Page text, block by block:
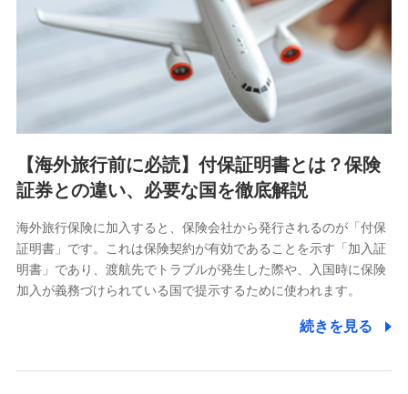
【海外旅行前に必読】付保証明書とは？保険
証券との違い、必要な国を徹底解説
海外旅行保険に加入すると、保険会社から発行されるのが「付保
証明書」です。これは保険契約が有効であることを示す「加入証
明書」であり、渡航先でトラブルが発生した際や、入国時に保険
加入が義務づけられている国で提示するために使われます。
続きを見る